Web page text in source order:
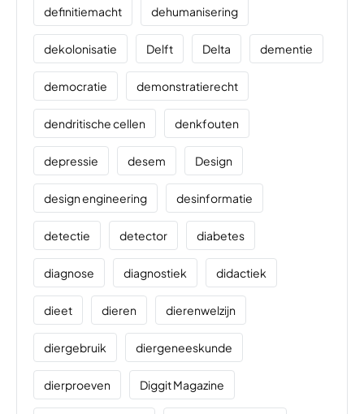
definitiemacht dehumanisering
dekolonisatie Delft Delta dementie
democratie demonstratierecht
dendritische cellen denkfouten
depressie desem Design
design engineering desinformatie
detectie detector diabetes
diagnose diagnostiek didactiek
dieet dieren dierenwelzijn
diergebruik diergeneeskunde
dierproeven Diggit Magazine